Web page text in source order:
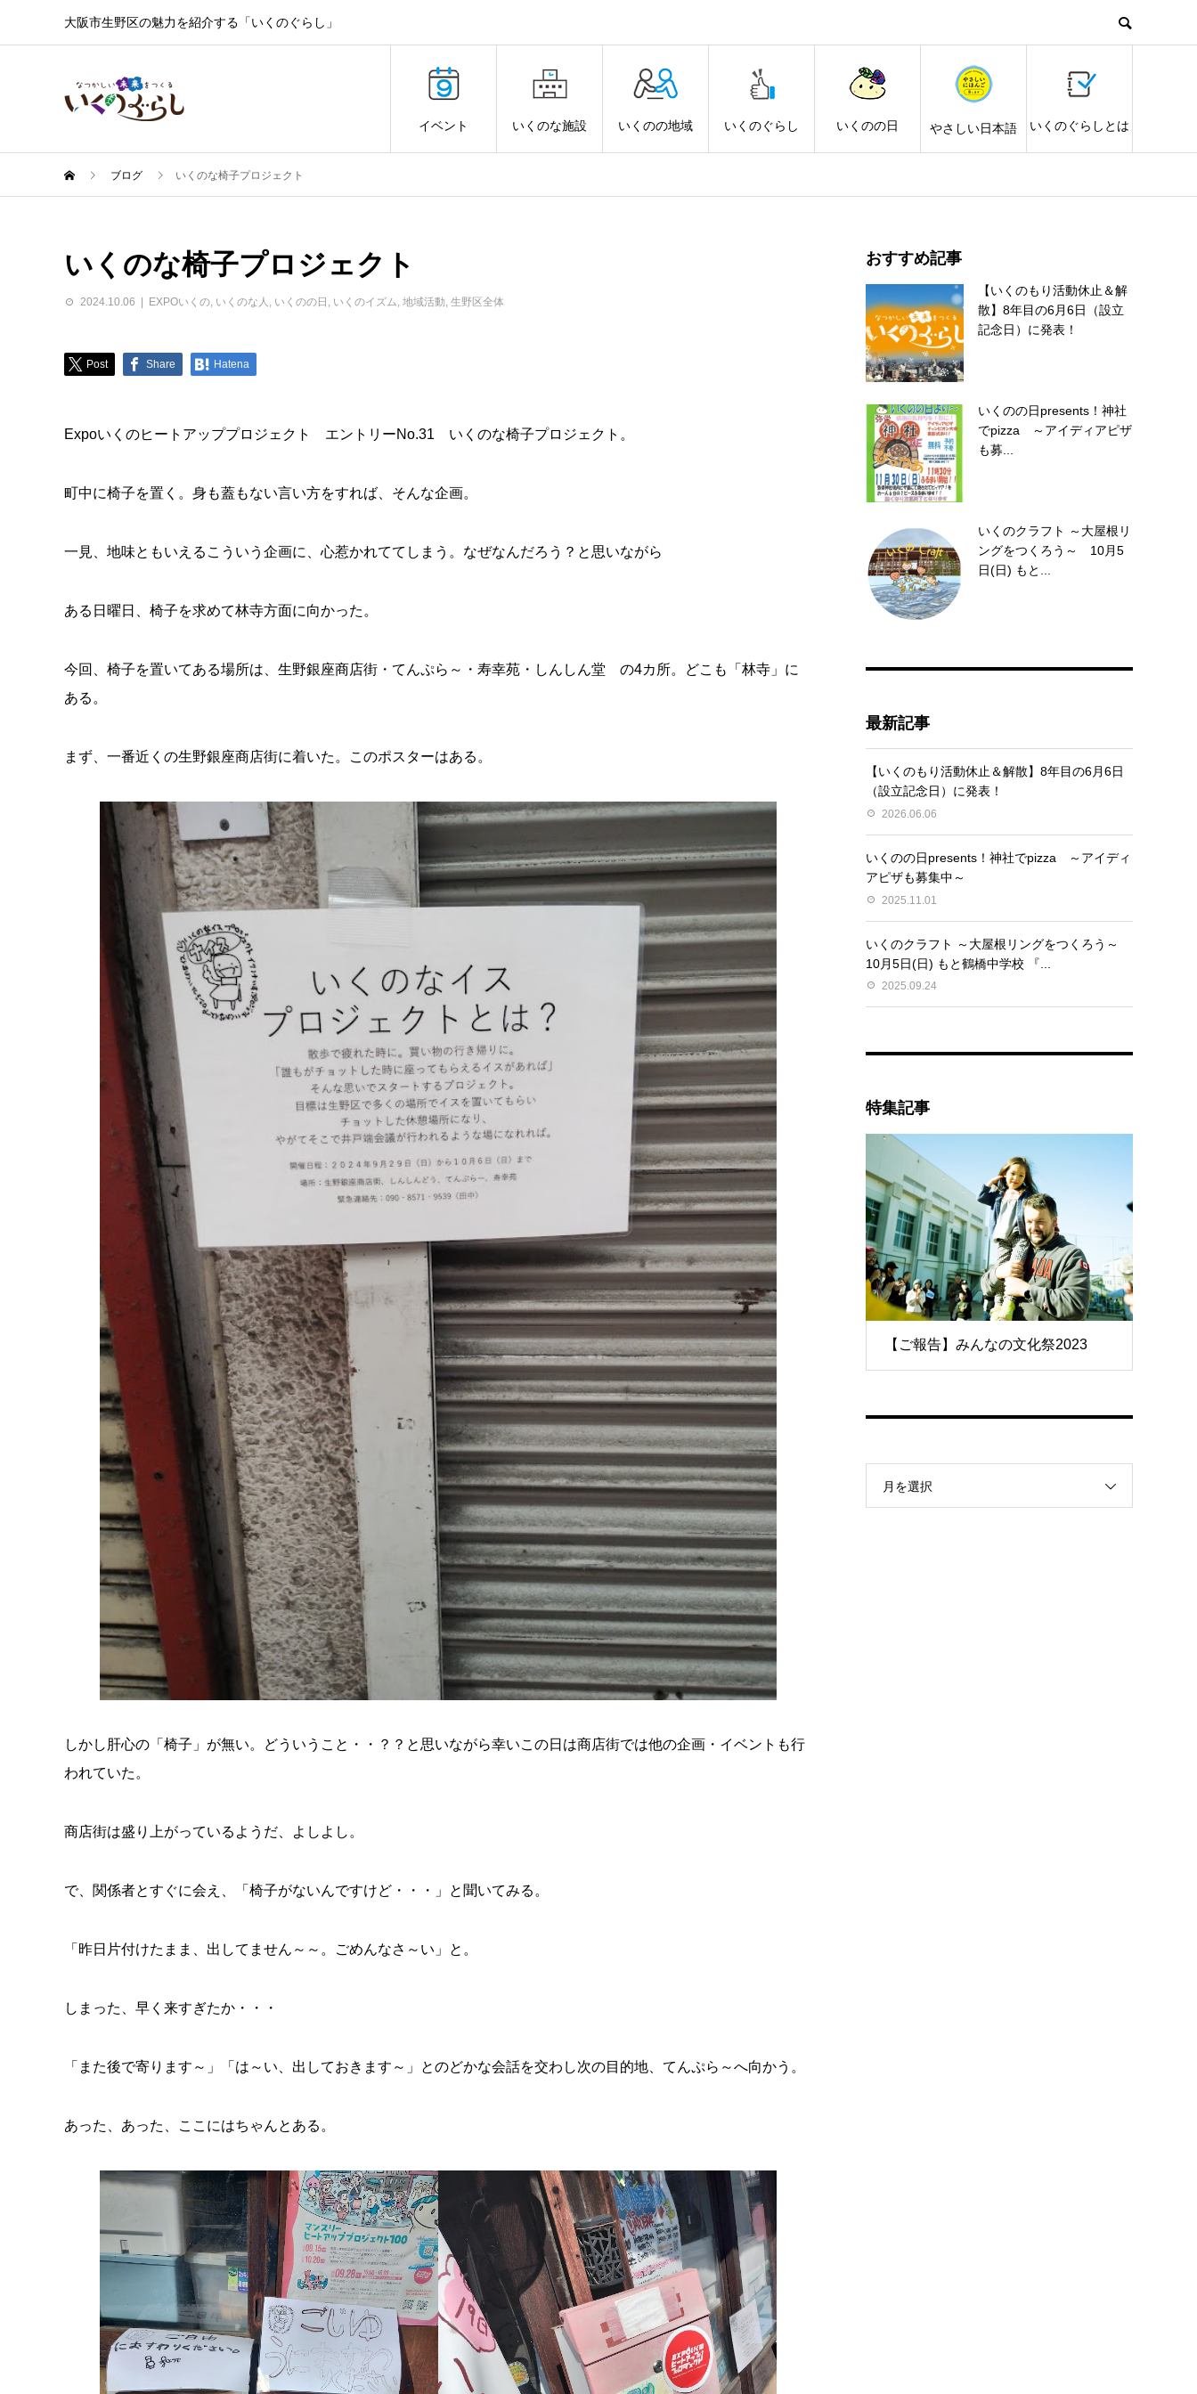
大阪市生野区の魅力を紹介する「いくのぐらし」
イベント いくのな施設 いくのの地域 いくのぐらし いくのの日 やさしい日本語 いくのぐらしとは
ブログ いくのな椅子プロジェクト
いくのな椅子プロジェクト
2024.10.06 EXPOいくの, いくのな人 , いくのの日 , いくのイズム, 地域活動, 生野区全体
Post Share Hatena
Expoいくのヒートアッププロジェクト エントリーNo.31 いくのな椅子プロジェクト。
町中に椅子を置く。身も蓋もない言い方をすれば、そんな企画。
一見、地味ともいえるこういう企画に、心惹かれててしまう。なぜなんだろう？と思いながら
ある日曜日、椅子を求めて林寺方面に向かった。
今回、椅子を置いてある場所は、生野銀座商店街・てんぷら～・寿幸苑・しんしん堂 の4カ所。どこも「林寺」に
ある。
まず、一番近くの生野銀座商店街に着いた。このポスターはある。
しかし肝心の「椅子」が無い。どういうこと・・？？と思いながら幸いこの日は商店街では他の企画・イベントも行
われていた。
商店街は盛り上がっているようだ、よしよし。
で、関係者とすぐに会え、「椅子がないんですけど・・・」と聞いてみる。
「昨日片付けたまま、出してません～～。ごめんなさ～い」と。
しまった、早く来すぎたか・・・
「また後で寄ります～」「は～い、出しておきます～」とのどかな会話を交わし次の目的地、てんぷら～へ向かう。
あった、あった、ここにはちゃんとある。
おすすめ記事
【いくのもり活動休止＆解
散】8年目の6月6日（設立
記念日）に発表！
いくのの日presents！神社
でpizza ～アイディアピザ
も募...
いくのクラフト ～大屋根リ
ングをつくろう～ 10月5
日(日) もと...
最新記事
【いくのもり活動休止＆解散】8年目の6月6日
（設立記念日）に発表！
2026.06.06
いくのの日presents！神社でpizza ～アイディ
アピザも募集中～
2025.11.01
いくのクラフト ～大屋根リングをつくろう～
10月5日(日) もと鶴橋中学校 『...
2025.09.24
特集記事
【ご報告】みんなの文化祭2023
月を選択